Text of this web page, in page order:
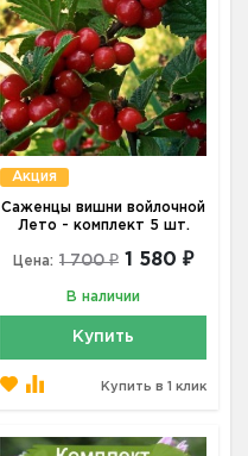
Акция
Саженцы вишни войлочной
Лето - комплект 5 шт.
Цена: 1 700 ₽ 1 580 ₽
В наличии
Купить
Купить в 1 клик